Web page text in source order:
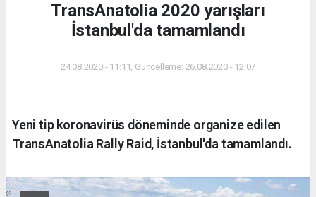
TransAnatolia 2020 yarışları
İstanbul'da tamamlandı
24.08.2020 - 11:11, Güncelleme: 26.08.2020 - 12:07
Yeni tip koronavirüs döneminde organize edilen
TransAnatolia Rally Raid, İstanbul'da tamamlandı.